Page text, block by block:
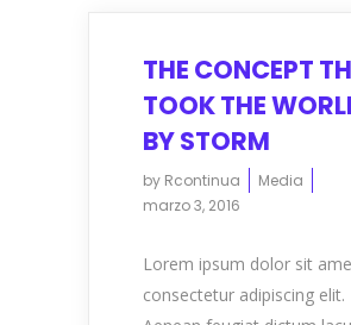
THE CONCEPT
TOOK THE
BY STORM
by Rcontinua
Media
marzo 3, 2016
Lorem ipsum dolor sit
consectetur adipiscing elit.